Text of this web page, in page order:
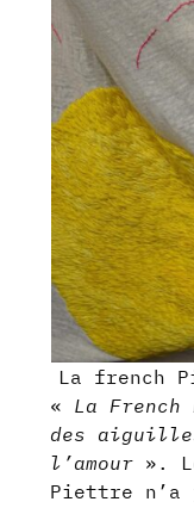
La french
« La French
des
l’amour ».
Piettre n’a